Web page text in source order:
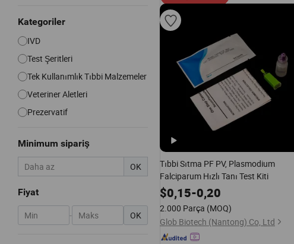
Kategoriler
IVD
Test Şeritleri
Tek Kullanımlık Tıbbi Malzemeler
Veteriner Aletleri
Prezervatif
Minimum sipariş
OK
Fiyat
- OK
Tıbbi Sıtma PF PV, Plasmodium
Falciparum Hızlı Tanı Test Kiti
$0,15-0,20
2.000 Parça (MOQ)
Glob Biotech (Nantong) Co, Ltd